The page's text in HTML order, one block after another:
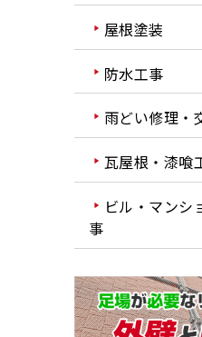
屋根塗装
防水工事
雨どい修理・
瓦屋根・漆喰
ビル・マンシ
事